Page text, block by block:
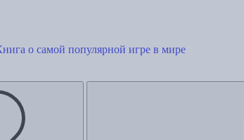
о самой популярной игре в мире